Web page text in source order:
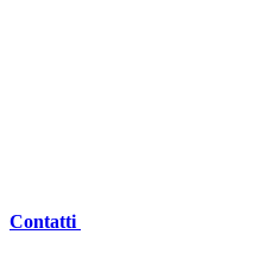
Contatti